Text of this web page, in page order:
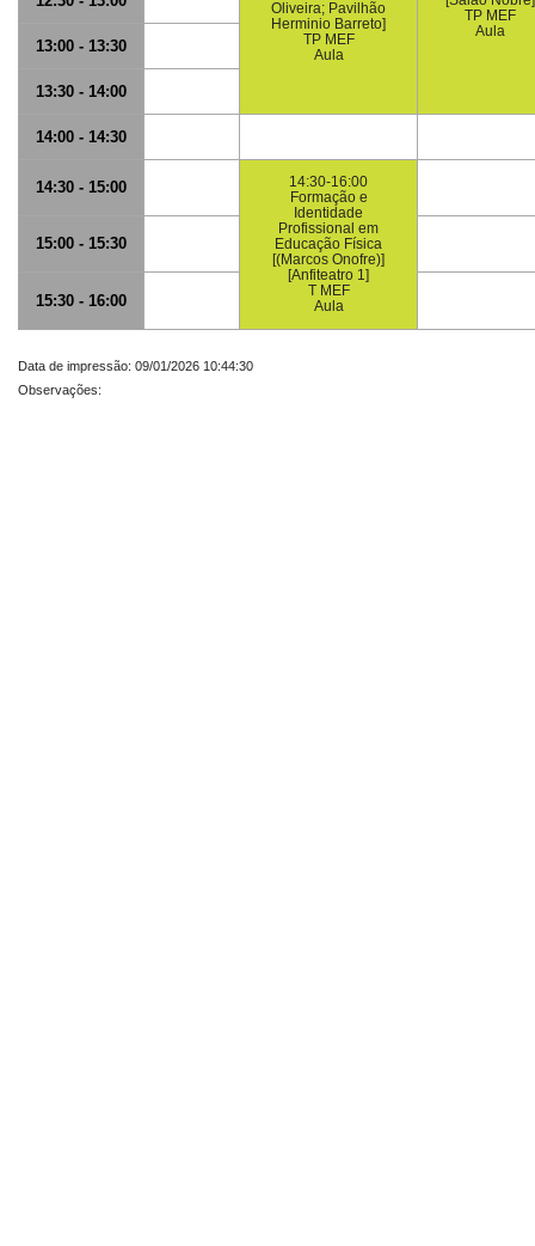
Oliveira; Pavilhão
Herminio Barreto]
TP MEF
Aula
TP MEF
Aula
13:00 - 13:30
13:30 - 14:00
14:00 - 14:30
14:30 - 15:00
14:30-16:00
Formação e
Identidade
Profissional em
Educação Física
[(Marcos Onofre)]
[Anfiteatro 1]
T MEF
Aula
15:00 - 15:30
15:30 - 16:00
Data de impressão: 09/01/2026 10:44:30
Observações: